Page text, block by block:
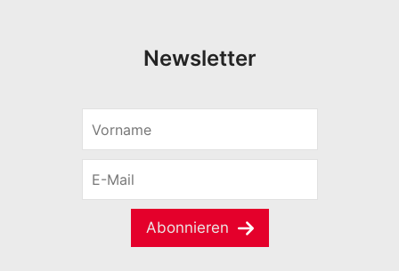
Newsletter
r
M
Abonnieren